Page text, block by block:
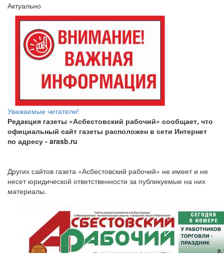
Актуально
Уважаемые читатели!
Редакция газеты «Асбестовский рабочий» сообщает, что
официальный сайт газеты расположен в сети Интернет
по адресу - arasb.ru
Других сайтов газета «Асбестовский рабочий» не имеет и не
несет юридической ответственности за публикуемые на них
материалы.